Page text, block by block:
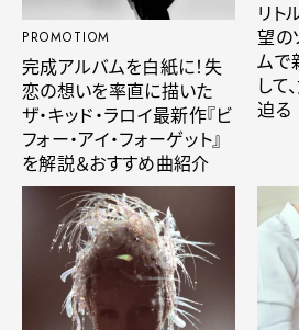
PROMOTIOM
完成アルバムを白紙に！失
恋の想いを率直に描いた
ザ・キッド・ラロイ最新作『ビ
フォー・アイ・フォーゲット』
を解説＆おすすめ曲紹介
リト
望の
ムで
して
迫る